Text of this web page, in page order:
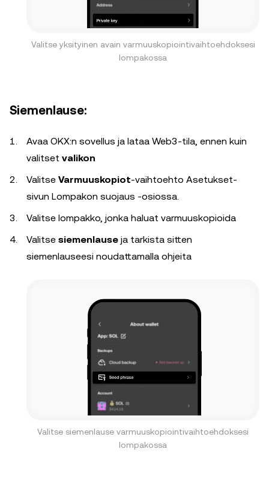
Valitse yksityinen avain varmuuskopiointivaihtoehdoksesi
lompakossa
Siemenlause:
Avaa OKX:n sovellus ja lataa Web3-tila, ennen kuin
valitset valikon
Valitse Varmuuskopiot-vaihtoehto Asetukset-
sivun Lompakon suojaus -osiossa.
Valitse lompakko, jonka haluat varmuuskopioida
Valitse siemenlause ja tarkista sitten
siemenlauseesi noudattamalla ohjeita
Valitse siemenlause varmuuskopiointivaihtoehdoksesi
lompakossa